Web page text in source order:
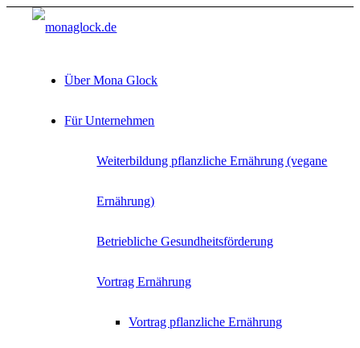
Über Mona Glock
Für Unternehmen
Weiterbildung pflanzliche Ernährung (vegane
Ernährung)
Betriebliche Gesundheitsförderung
Vortrag Ernährung
Vortrag pflanzliche Ernährung